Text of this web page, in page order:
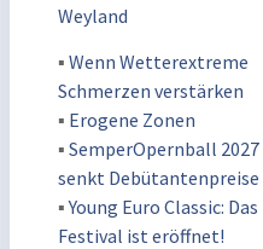
Weyland
▪ Wenn Wetterextreme
Schmerzen verstärken
▪ Erogene Zonen
▪ SemperOpernball 2027
senkt Debütantenpreise
▪Young Euro Classic: Das
Festival ist eröffnet!